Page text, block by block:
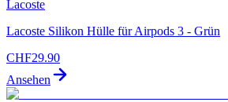
Lacoste
Lacoste Silikon Hülle für Airpods 3 - Grün
CHF29.90
Ansehen